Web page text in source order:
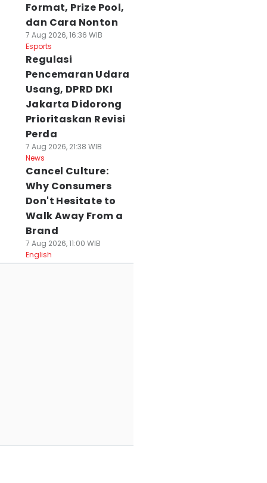
Format, Prize Pool,
dan Cara Nonton
7 Aug 2026, 16:36 WIB
Esports
Regulasi
Pencemaran Udara
Usang, DPRD DKI
Jakarta Didorong
Prioritaskan Revisi
Perda
7 Aug 2026, 21:38 WIB
News
Cancel Culture:
Why Consumers
Don't Hesitate to
Walk Away From a
Brand
7 Aug 2026, 11:00 WIB
English